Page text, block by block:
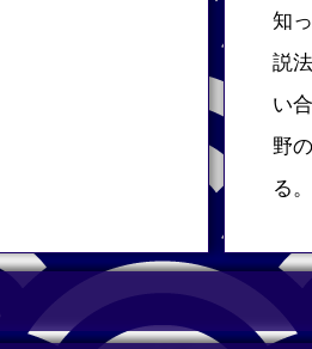
知
説
い
野
る。